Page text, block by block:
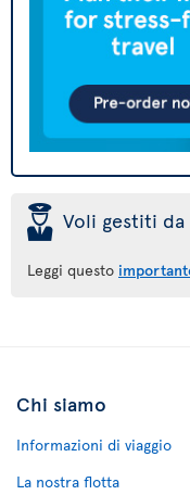
þ Voli gestiti
Leggi questo
Chi siamo
Informazioni di viaggio
La nostra flotta